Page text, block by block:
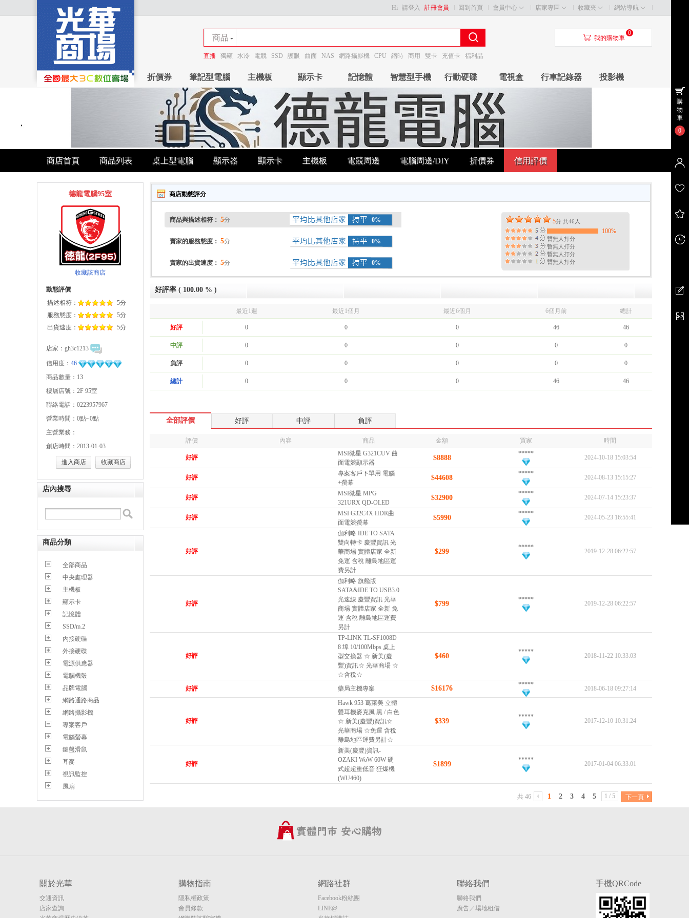
回到首頁 會員中心 店家專區 收藏夾 網站導航
Hi 請登入 註冊會員
商品
商店
直播 獨顯 水冷 電競 SSD 護眼 曲面 NAS 網路攝影機 CPU 縮時 商用 雙卡 充值卡 福利品
󰃦 我的購物車
0
折價券 筆記型電腦 主機板 顯示卡 記憶體 智慧型手機 行動硬碟 電視盒 行車記錄器 投影機
商店首頁 商品列表 桌上型電腦 顯示器 顯示卡 主機板 電競周邊 電腦周邊/DIY 折價券 信用評價
德龍電腦95室
收藏該商店
動態評價
描述相符：
5分
服務態度：
5分
出貨速度：
5分
店家： gh3c1213
信用度： 46
商品數量：13
樓層店號：2F 95室
聯絡電話：0223957967
營業時間：0點~0點
主營業務：
創店時間：2013-01-03
進入商店 收藏商店
店內搜尋
商品分類
全部商品
中央處理器
主機板
顯示卡
記憶體
SSD/m.2
內接硬碟
外接硬碟
電源供應器
電腦機殼
品牌電腦
網路通路商品
網路攝影機
專案客戶
電腦螢幕
鍵盤滑鼠
耳麥
視訊監控
風扇
商店動態評分
商品與描述相符： 5分 0% 5分 共46 人
100%
暫無人打分
暫無人打分
暫無人打分
暫無人打分
賣家的服務態度： 5分 0%
賣家的出貨速度： 5分 0%
好評率 ( 100.00 % )
最近1週 最近1個月 最近6個月 6個月前 總計
好評 0 0 0 46 46
中評 0 0 0 0 0
負評 0 0 0 0 0
總計 0 0 0 46 46
全部評價 好評 中評 負評
評價 內容 商品 金額 買家 時間
好評
MSI微星 G321CUV 曲
面電競顯示器
$8888
*****
2024-10-18 15:03:54
好評
專案客戶下單用 電腦
+螢幕
$44608
*****
2024-08-13 15:15:27
好評
MSI微星 MPG
321URX QD-OLED
$32900
*****
2024-07-14 15:23:37
好評
MSI G32C4X HDR曲
面電競螢幕
$5990
*****
2024-05-23 16:55:41
好評
伽利略 IDE TO SATA
雙向轉卡 慶豐資訊 光
華商場 實體店家 全新
免運 含稅 離島地區運
費另計
$299
*****
2019-12-28 06:22:57
好評
伽利略 旗艦版
SATA&IDE TO USB3.0
光速線 慶豐資訊 光華
商場 實體店家 全新 免
運 含稅 離島地區運費
另計
$799
*****
2019-12-28 06:22:57
好評
TP-LINK TL-SF1008D
8 埠 10/100Mbps 桌上
型交換器 ☆ 新美(慶
豐)資訊☆ 光華商場 ☆
☆含稅☆
$460
*****
2018-11-22 10:33:03
好評 藥局主機專案 $16176 *****
2018-06-18 09:27:14
好評
Hawk 953 葛萊美 立體
聲耳機麥克風 黑 / 白色
☆ 新美(慶豐)資訊☆
光華商場 ☆免運 含稅
離島地區運費另計☆
$339
*****
2017-12-10 10:31:24
好評
新美(慶豐)資訊-
OZAKI WoW 60W 硬
式超超重低音 狂爆機
(WU460)
$1899
*****
2017-01-04 06:33:01
共 46 1 2 3 4 5 1 / 5 下一頁
關於光華
交通資訊
店家查詢
購物指南
隱私權政策
會員條款
網路社群
Facebook粉絲團
LINE@
聯絡我們
聯絡我們
廣告／場地租借
手機QRCode
購
物
車
0